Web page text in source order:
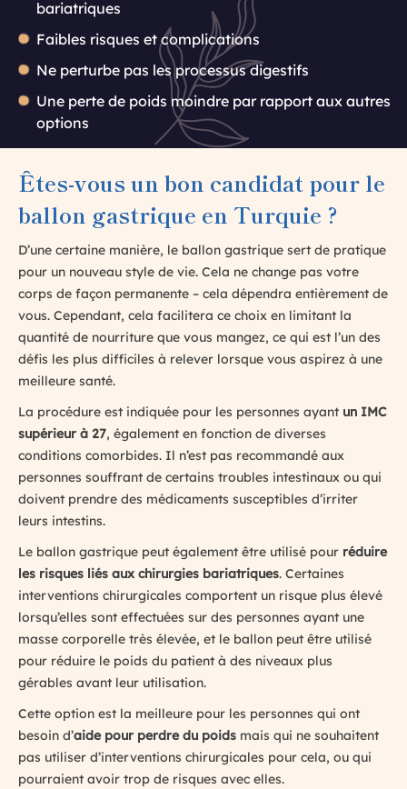
bariatriques
Faibles risques et complications
Ne perturbe pas les processus digestifs
Une perte de poids moindre par rapport aux autres
options
Êtes-vous un bon candidat pour le
ballon gastrique en Turquie ?
D’une certaine manière, le ballon gastrique sert de pratique
pour un nouveau style de vie. Cela ne change pas votre
corps de façon permanente – cela dépendra entièrement de
vous. Cependant, cela facilitera ce choix en limitant la
quantité de nourriture que vous mangez, ce qui est l’un des
défis les plus difficiles à relever lorsque vous aspirez à une
meilleure santé.
La procédure est indiquée pour les personnes ayant un IMC
supérieur à 27, également en fonction de diverses
conditions comorbides. Il n’est pas recommandé aux
personnes souffrant de certains troubles intestinaux ou qui
doivent prendre des médicaments susceptibles d’irriter
leurs intestins.
Le ballon gastrique peut également être utilisé pour réduire
les risques liés aux chirurgies bariatriques. Certaines
interventions chirurgicales comportent un risque plus élevé
lorsqu’elles sont effectuées sur des personnes ayant une
masse corporelle très élevée, et le ballon peut être utilisé
pour réduire le poids du patient à des niveaux plus
gérables avant leur utilisation.
Cette option est la meilleure pour les personnes qui ont
besoin d’aide pour perdre du poids mais qui ne souhaitent
pas utiliser d’interventions chirurgicales pour cela, ou qui
pourraient avoir trop de risques avec elles.